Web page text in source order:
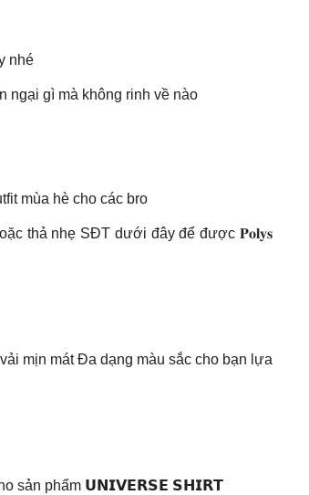
nhé
ngại gì mà không rinh về nào
mùa hè cho các bro
thả nhẹ SĐT dưới đây để được 𝐏𝐨𝐥𝐲𝐬
mịn mát Đa dạng màu sắc cho bạn lựa
cho sản phẩm 𝗨𝗡𝗜𝗩𝗘𝗥𝗦𝗘 𝗦𝗛𝗜𝗥𝗧